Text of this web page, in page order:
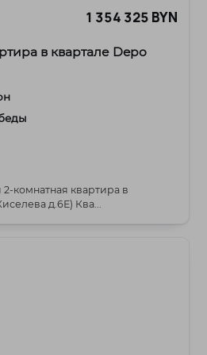
1 354 325 BYN
в квартале Depo
комнатная квартира в
квартале Depo (по ул. Киселева д.6Е) Ква...